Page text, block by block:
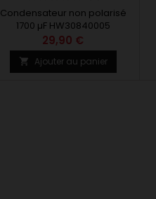
Condensateur non polarisé
1700 µF HW30840005
29,90 €
 Ajouter au panier